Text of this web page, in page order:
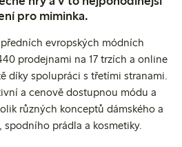
pro miminka.
evropských módních
prodejnami na 17 trzích a online
díky spolupráci s třetími stranami.
a cenově dostupnou módu a
různých konceptů dámského a
spodního prádla a kosmetiky.